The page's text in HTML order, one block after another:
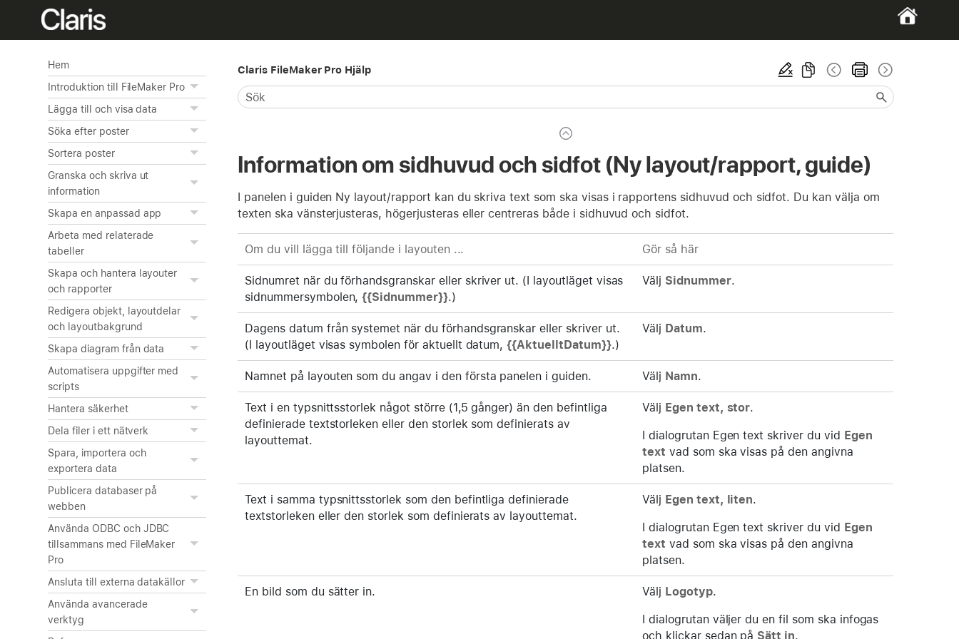
Hem
Introduktion till FileMaker Pro
Lägga till och visa data
Söka efter poster
Sortera poster
Granska och skriva ut
information
Skapa en anpassad app
Arbeta med relaterade
tabeller
Skapa och hantera layouter
och rapporter
Redigera objekt, layoutdelar
och layoutbakgrund
Skapa diagram från data
Automatisera uppgifter med
scripts
Hantera säkerhet
Dela filer i ett nätverk
Spara, importera och
exportera data
Publicera databaser på
webben
Använda ODBC och JDBC
tillsammans med FileMaker
Pro
Ansluta till externa datakällor
Använda avancerade
verktyg
Claris FileMaker Pro Hjälp
Information om sidhuvud och sidfot (Ny layout/rapport, guide)
I panelen i guiden Ny layout/rapport kan du skriva text som ska visas i rapportens sidhuvud och sidfot. Du kan välja om
texten ska vänsterjusteras, högerjusteras eller centreras både i sidhuvud och sidfot.
Om du vill lägga till följande i layouten ... Gör så här
Sidnumret när du förhandsgranskar eller skriver ut. (I layoutläget visas
sidnummersymbolen, {{Sidnummer}}.)
Välj Sidnummer.
Dagens datum från systemet när du förhandsgranskar eller skriver ut.
(I layoutläget visas symbolen för aktuellt datum, {{AktuelltDatum}}.)
Välj Datum.
Namnet på layouten som du angav i den första panelen i guiden. Välj Namn.
Text i en typsnittsstorlek något större (1,5 gånger) än den befintliga
definierade textstorleken eller den storlek som definierats av
layouttemat.
Välj Egen text, stor.
I dialogrutan Egen text skriver du vid Egen
text vad som ska visas på den angivna
platsen.
Text i samma typsnittsstorlek som den befintliga definierade
textstorleken eller den storlek som definierats av layouttemat.
Välj Egen text, liten.
I dialogrutan Egen text skriver du vid Egen
text vad som ska visas på den angivna
platsen.
En bild som du sätter in. Välj Logotyp.
I dialogrutan väljer du en fil som ska infogas
och klickar sedan på Sätt in.